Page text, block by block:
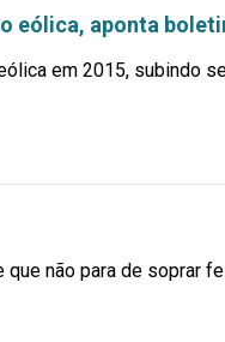
eólica, aponta
em 2015, subindo
não para de soprar